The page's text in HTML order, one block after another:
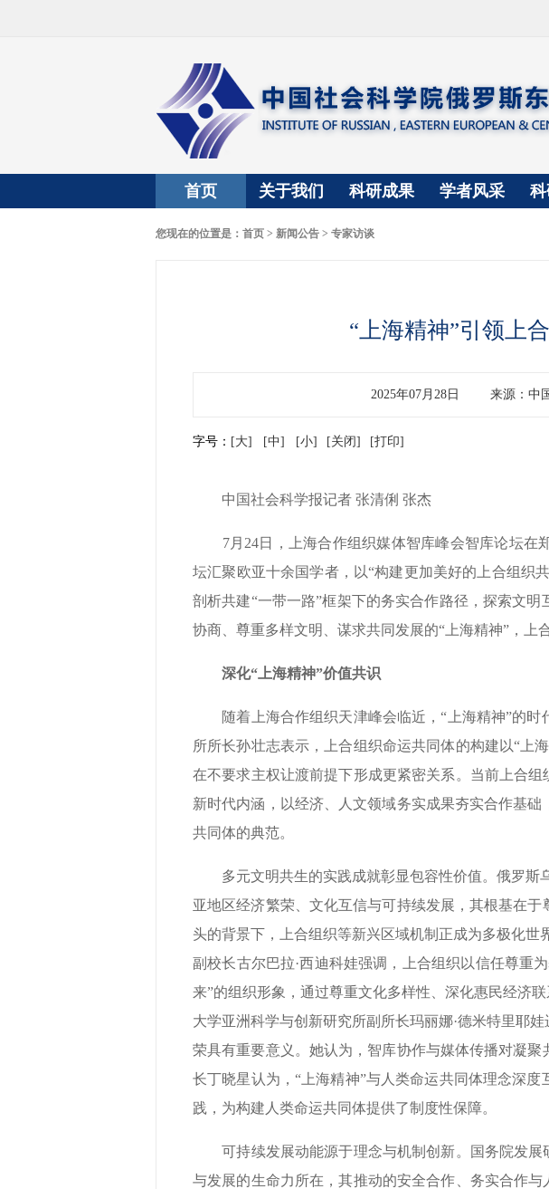
首页 关于我们 科研成果 学者风采
您现在的位置是： 首页 > 新闻公告 > 专家访谈
“上海精神”引领上
2025年07月28日 来源：中
字号： [大] [中] [小] [关闭] [打印]
中国社会科学报记者 张清俐 张杰
7月24日，上海合作组织媒体智库峰会智库论坛在
坛汇聚欧亚十余国学者，以“构建更加美好的上合组织
剖析共建“一带一路”框架下的务实合作路径，探索文
协商、尊重多样文明、谋求共同发展的“上海精神”，上
深化“上海精神”价值共识
随着上海合作组织天津峰会临近，“上海精神”的时
所所长孙壮志表示，上合组织命运共同体的构建以“上
在不要求主权让渡前提下形成更紧密关系。当前上合
新时代内涵，以经济、人文领域务实成果夯实合作基
共同体的典范。
多元文明共生的实践成就彰显包容性价值。俄罗斯
亚地区经济繁荣、文化互信与可持续发展，其根基在
头的背景下，上合组织等新兴区域机制正成为多极化
副校长古尔巴拉·西迪科娃强调，上合组织以信任尊重
来”的组织形象，通过尊重文化多样性、深化惠民经济
大学亚洲科学与创新研究所副所长玛丽娜·德米特里耶
荣具有重要意义。她认为，智库协作与媒体传播对凝
长丁晓星认为，“上海精神”与人类命运共同体理念深
践，为构建人类命运共同体提供了制度性保障。
可持续发展动能源于理念与机制创新。国务院发展
与发展的生命力所在，其推动的安全合作、务实合作